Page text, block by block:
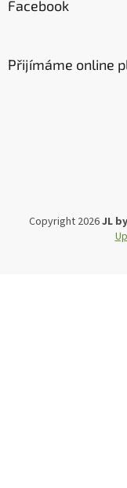
Facebook
Přijímáme online
Copyright 2026JL